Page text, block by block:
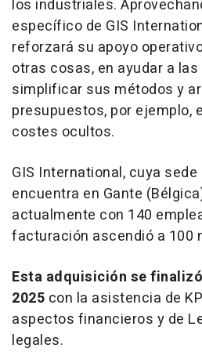
los industriales.
específico de GIS
reforzará su apoyo
otras cosas, en ayudar a
simplificar sus métodos y
presupuestos, por ejemplo,
costes ocultos.
GIS International, cuya
encuentra en Gante
actualmente con 140
facturación ascendió a 100
Esta adquisición se
2025 con la asistencia de
aspectos financieros y de
legales.